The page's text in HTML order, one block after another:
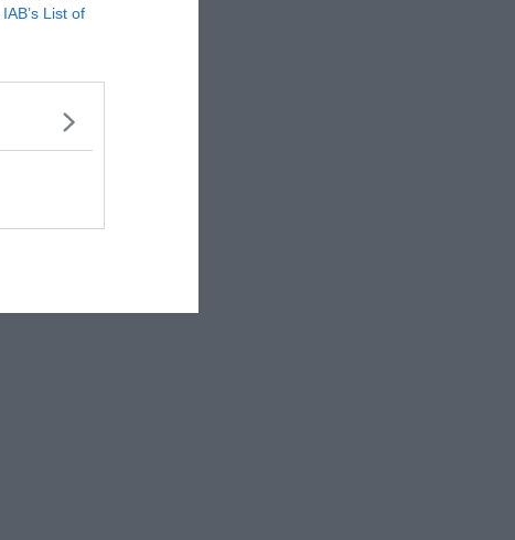
IAB’s List of